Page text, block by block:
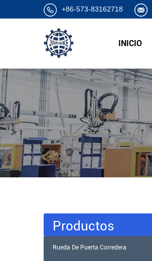
+86-573-83162718
INICIO
Productos
Rueda De Puerta Corredera